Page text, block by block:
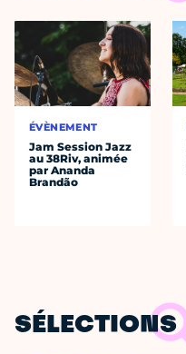
ÉVÈNEMENT
Jam Session Jazz
au 38Riv, animée
par Ananda
Brandão
SÉLECTIONS